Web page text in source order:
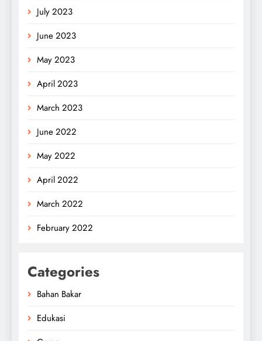
July 2023
June 2023
May 2023
April 2023
March 2023
June 2022
May 2022
April 2022
March 2022
February 2022
Categories
Bahan Bakar
Edukasi